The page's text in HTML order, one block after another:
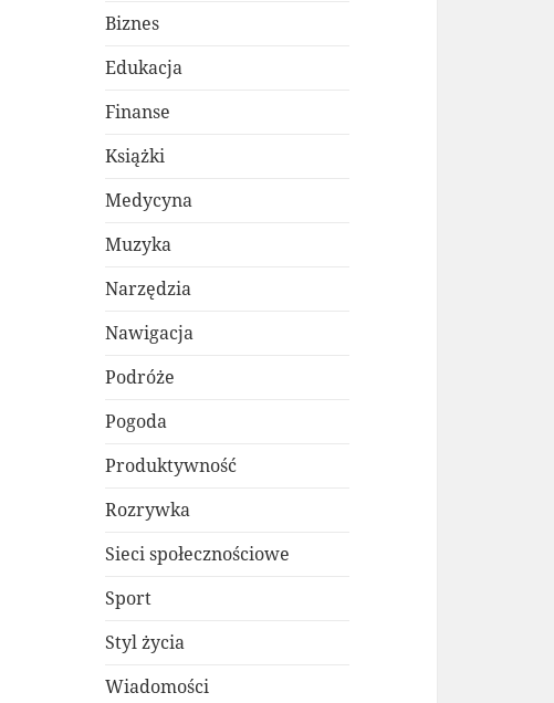
Biznes
Edukacja
Finanse
Książki
Medycyna
Muzyka
Narzędzia
Nawigacja
Podróże
Pogoda
Produktywność
Rozrywka
Sieci społecznościowe
Sport
Styl życia
Wiadomości